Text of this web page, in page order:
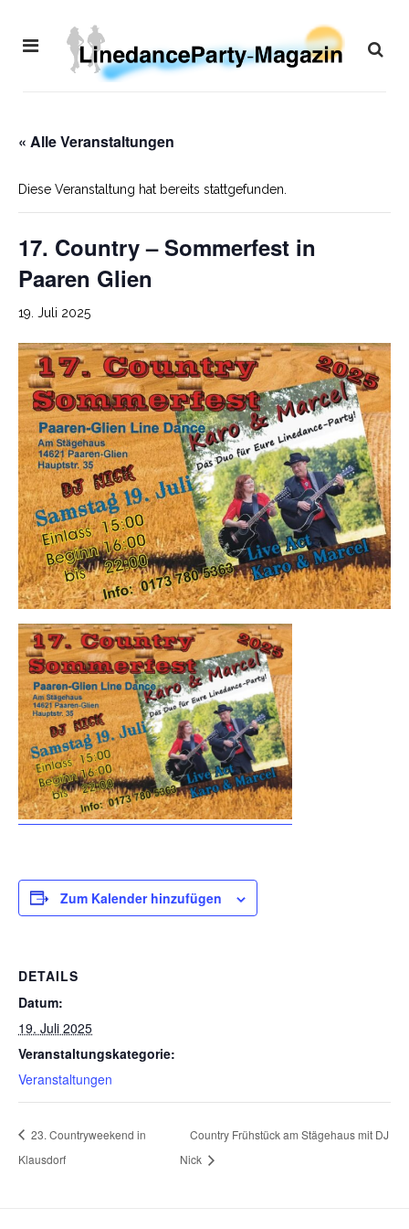
« Alle Veranstaltungen
Diese Veranstaltung hat bereits stattgefunden.
17. Country – Sommerfest in
Paaren Glien
19. Juli 2025
Zum Kalender hinzufügen
DETAILS
Datum:
19. Juli 2025
Veranstaltungskategorie:
Veranstaltungen
23. Countryweekend in
Klausdorf
Country Frühstück am Stägehaus mit DJ
Nick